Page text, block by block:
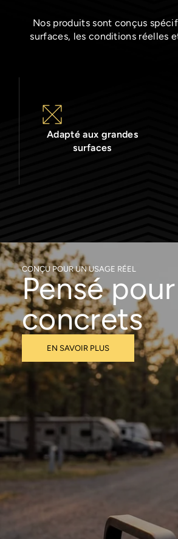
Nos produits sont conçus
surfaces, les conditions réelles
Adapté aux grandes
surfaces
CONÇU POUR UN USAGE RÉEL
Pensé
concrets
EN SAVOIR PLUS